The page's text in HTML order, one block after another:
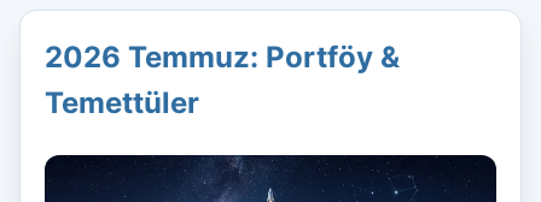
2026 Temmuz: Portföy &
Temettüler